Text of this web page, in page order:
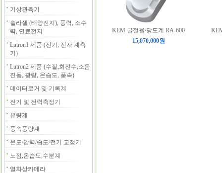
기상관측기
솔라셀 (태양전지), 풍력, 소수
력, 연료전지
Lutron1 제품 (전기, 전자 계측
기)
Lutron2 제품 (수질,회전수,소음
진동, 광량, 온습도, 풍속)
데이터로거 및 기록계
전기 및 전력측정기
유량계
풍속풍량계
온도/압력/습도/전기 교정기
노점,온습도,수분계
열화상카메라
KEM 굴절율/당도계 RA-600
15,070,000원